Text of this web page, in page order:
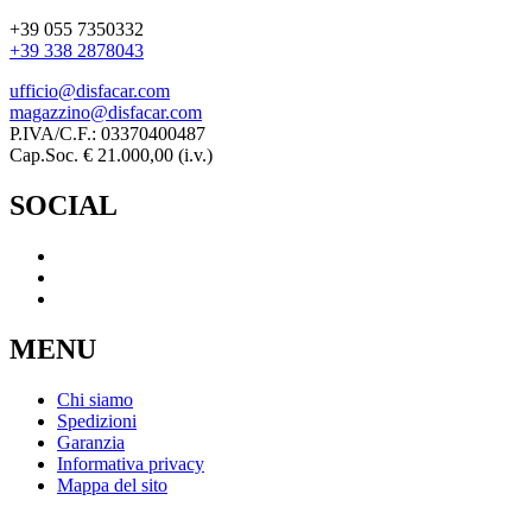
+39 055 7350332
+39 338 2878043
ufficio@disfacar.com
magazzino@disfacar.com
P.IVA/C.F.: 03370400487
Cap.Soc. € 21.000,00 (i.v.)
SOCIAL
MENU
Chi siamo
Spedizioni
Garanzia
Informativa privacy
Mappa del sito